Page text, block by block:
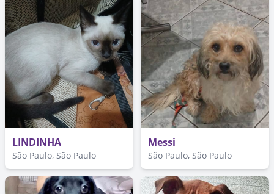
LINDINHA
São Paulo, São Paulo
Messi
São Paulo, São Paulo